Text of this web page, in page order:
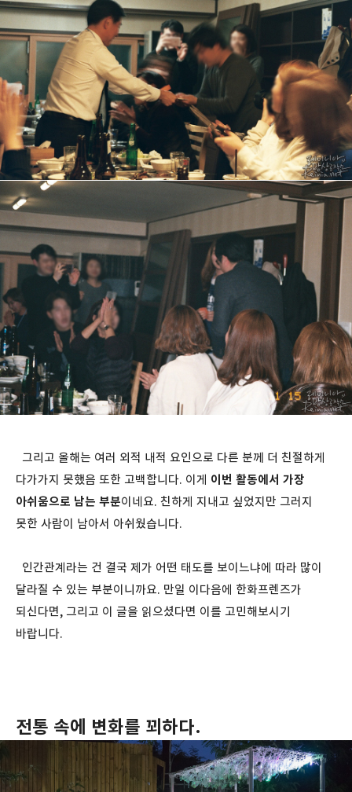
그리고 올해는 여러 외적 내적 요인으로 다른 분께 더 친절하게
다가가지 못했음 또한 고백합니다. 이게 이번 활동에서 가장
아쉬움으로 남는 부분이네요. 친하게 지내고 싶었지만 그러지
못한 사람이 남아서 아쉬웠습니다.
인간관계라는 건 결국 제가 어떤 태도를 보이느냐에 따라 많이
달라질 수 있는 부분이니까요. 만일 이다음에 한화프렌즈가
되신다면, 그리고 이 글을 읽으셨다면 이를 고민해보시기
바랍니다.
전통 속에 변화를 꾀하다.